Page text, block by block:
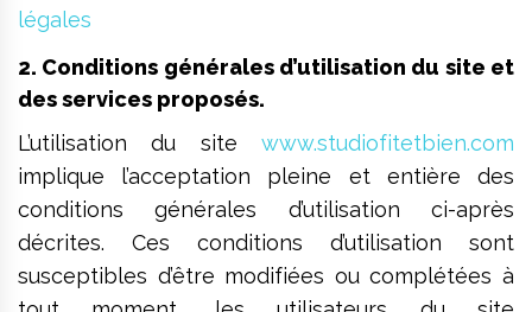
légales
2. Conditions générales d’utilisation du site et
des services proposés.
L’utilisation du site www.studiofitetbien.com
implique l’acceptation pleine et entière des
conditions générales d’utilisation ci-après
décrites. Ces conditions d’utilisation sont
susceptibles d’être modifiées ou complétées à